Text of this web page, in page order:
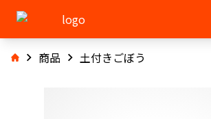
商品 土付きごぼう